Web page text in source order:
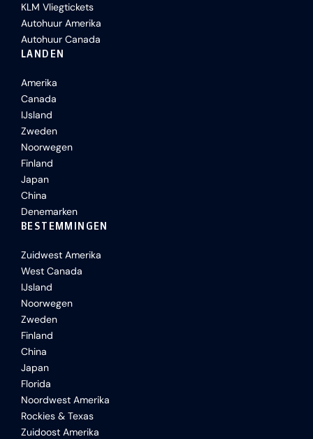
KLM Vliegtickets
Autohuur Amerika
Autohuur Canada
LANDEN
Amerika
Canada
IJsland
Zweden
Noorwegen
Finland
Japan
China
Denemarken
BESTEMMINGEN
Zuidwest Amerika
West Canada
IJsland
Noorwegen
Zweden
Finland
China
Japan
Florida
Noordwest Amerika
Rockies & Texas
Zuidoost Amerika